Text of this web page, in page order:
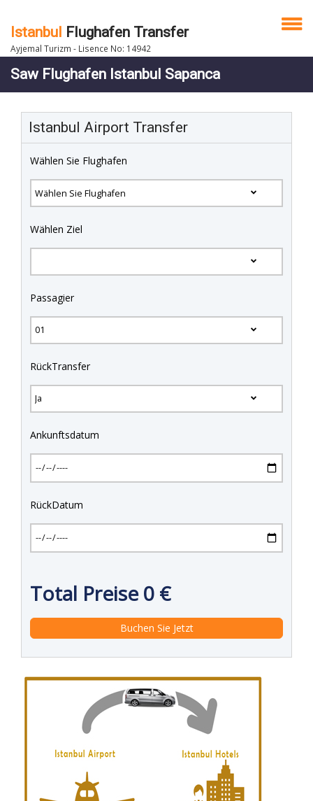
Istanbul Flughafen Transfer
Ayjemal Turizm - Lisence No: 14942
Saw Flughafen Istanbul Sapanca
Istanbul Airport Transfer
Wählen Sie Flughafen
Wählen Ziel
Passagier
RückTransfer
Ankunftsdatum
RückDatum
Total Preise0 €